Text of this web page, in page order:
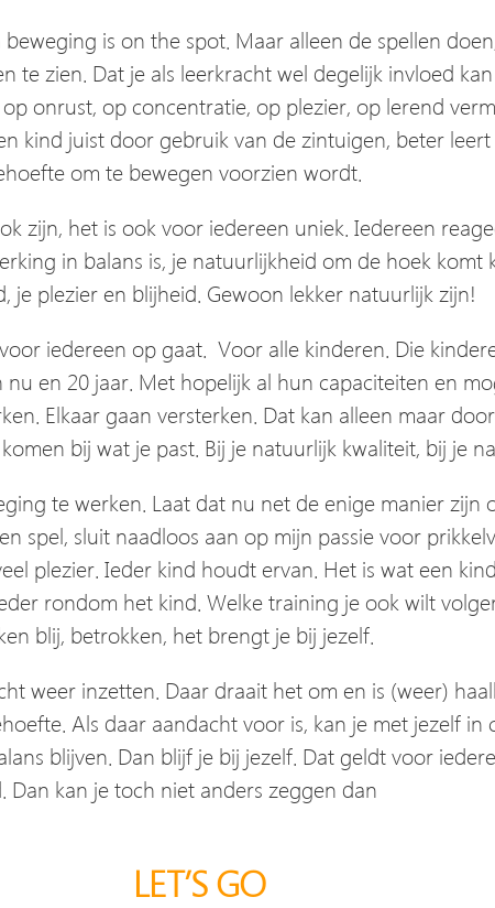
is on the spot. Maar alleen de spellen
te zien. Dat je als leerkracht wel degelijk invloed
onrust, op concentratie, op plezier, op lerend
kind juist door gebruik van de zintuigen, beter
om te bewegen voorzien wordt.
zijn, het is ook voor iedereen uniek. Iedereen
in balans is, je natuurlijkheid om de hoek komt
je plezier en blijheid. Gewoon lekker natuurlijk zijn!
iedereen op gaat. Voor alle kinderen. Die
en 20 jaar. Met hopelijk al hun capaciteiten en
Elkaar gaan versterken. Dat kan alleen maar
bij wat je past. Bij je natuurlijk kwaliteit, bij je
te werken. Laat dat nu net de enige manier zijn
spel, sluit naadloos aan op mijn passie voor
plezier. Ieder kind houdt ervan. Het is wat een
rondom het kind. Welke training je ook wilt
blij, betrokken, het brengt je bij jezelf.
weer inzetten. Daar draait het om en is (weer)
Als daar aandacht voor is, kan je met jezelf in
blijven. Dan blijf je bij jezelf. Dat geldt voor
kan je toch niet anders zeggen dan
LET’S GO